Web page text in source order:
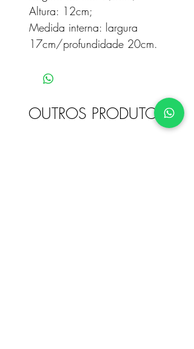
Altura: 12cm;
Medida interna: largura
17cm/profundidade 20cm.
OUTROS PRODUTOS